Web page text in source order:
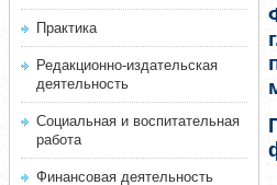
Практика
Редакционно-издательская
деятельность
Социальная и воспитательная
работа
Финансовая деятельность